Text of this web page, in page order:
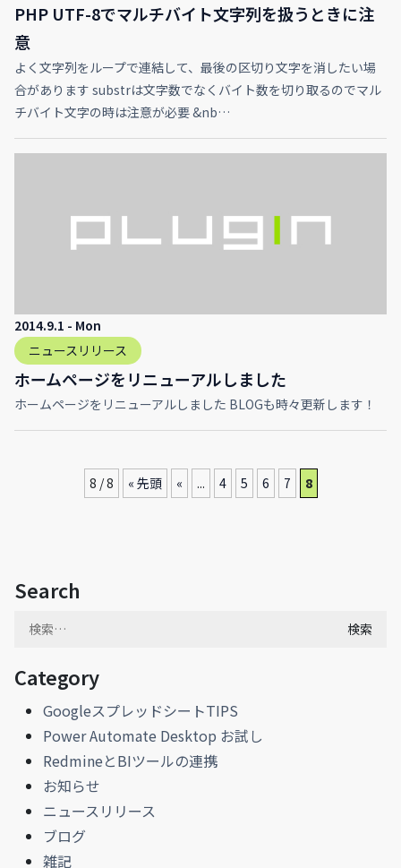
Search
Category
GoogleスプレッドシートTIPS
Power Automate Desktop お試し
RedmineとBIツールの連携
お知らせ
ニュースリリース
ブログ
雑記
PHP UTF-8でマルチバイト文字列を扱うときに注
意
よく文字列をループで連結して、最後の区切り文字を消したい場
合があります substrは文字数でなくバイト数を切り取るのでマル
チバイト文字の時は注意が必要 &nb…
2014.9.1 - Mon
ニュースリリース
ホームページをリニューアルしました
ホームページをリニューアルしました BLOGも時々更新します！
8 / 8 « 先頭 « ... 4 5 6 7 8